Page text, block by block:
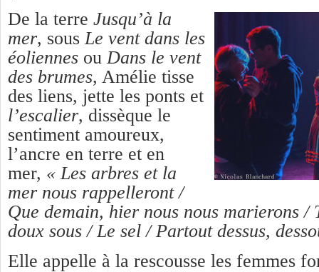
De la terre Jusqu’à la
mer, sous Le vent dans les
éoliennes ou Dans le vent
des brumes, Amélie tisse
des liens, jette les ponts et
l’escalier, dissèque le
sentiment amoureux,
l’ancre en terre et en
mer, « Les arbres et la
mer nous rappelleront /
Que demain, hier nous nous marierons /
doux sous / Le sel / Partout dessus,
Elle appelle à la rescousse les femmes